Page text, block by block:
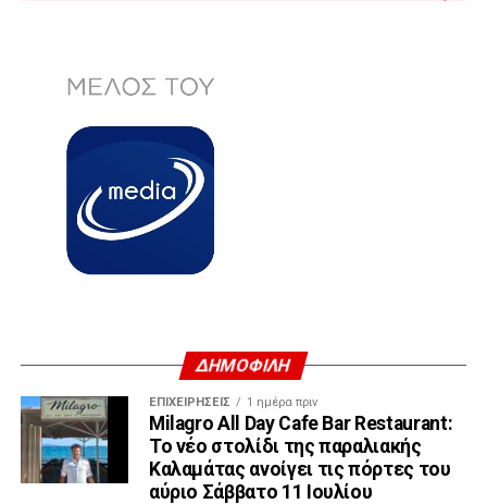
ΔΗΜΟΦΙΛΗ
ΕΠΙΧΕΙΡΉΣΕΙΣ 1 ημέρα πριν
Milagro All Day Cafe Bar Restaurant:
Το νέο στολίδι της παραλιακής
Καλαμάτας ανοίγει τις πόρτες του
αύριο Σάββατο 11 Ιουλίου